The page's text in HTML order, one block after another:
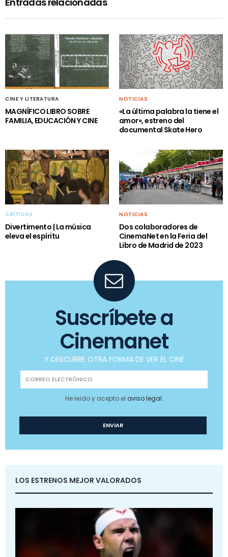
CINE Y LITERATURA
MAGNÍFICO LIBRO SOBRE
FAMILIA, EDUCACIÓN Y CINE
NOTICIAS
«La última palabra la tiene el
amor», estreno del
documental Skate Hero
CRÍTICAS
Divertimento | La música
eleva el espíritu
NOTICIAS
Dos colaboradores de
CinemaNet en la Feria del
Libro de Madrid de 2023
Suscríbete a
Cinemanet
Y DESCUBRE OTRA FORMA DE VER EL CINE
He leído y acepto el aviso legal.
LOS ESTRENOS MEJOR VALORADOS